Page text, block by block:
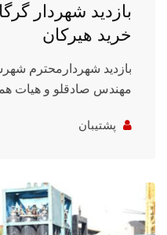
بازدید شهردار
خرید هیرکان
بازدید شهردارمحترم
مهندس صادقلو و هیات
پشتیبان